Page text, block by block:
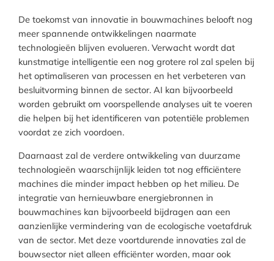
De toekomst van innovatie in bouwmachines belooft nog
meer spannende ontwikkelingen naarmate
technologieën blijven evolueren. Verwacht wordt dat
kunstmatige intelligentie een nog grotere rol zal spelen bij
het optimaliseren van processen en het verbeteren van
besluitvorming binnen de sector. AI kan bijvoorbeeld
worden gebruikt om voorspellende analyses uit te voeren
die helpen bij het identificeren van potentiële problemen
voordat ze zich voordoen.
Daarnaast zal de verdere ontwikkeling van duurzame
technologieën waarschijnlijk leiden tot nog efficiëntere
machines die minder impact hebben op het milieu. De
integratie van hernieuwbare energiebronnen in
bouwmachines kan bijvoorbeeld bijdragen aan een
aanzienlijke vermindering van de ecologische voetafdruk
van de sector. Met deze voortdurende innovaties zal de
bouwsector niet alleen efficiënter worden, maar ook